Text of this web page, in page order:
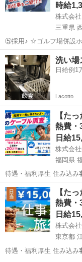
時給
株式会
三重県
⑤採用♪ ☆ゴルフ場併
クアウトさ…
三重 伊賀市 西
洗い場
日給例1
Lacotto
【た
熱費・
日給
株式会
福岡県
待遇・福利厚生 住み込み
福岡 福岡市 ドラ
【た
熱費・
日給
株式会
東京都
待遇・福利厚生 住み込み